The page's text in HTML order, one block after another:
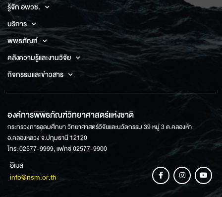
รู้จัก อพวช.
บริการ
พิพิธภัณฑ์
คลังความรู้และงานวิจัย
กิจกรรมและข่าวสาร
องค์การพิพิธภัณฑ์วิทยาศาสตร์แห่งชาติ
กระทรวงการอุดมศึกษา วิทยาศาสตร์วิจัยและนวัตกรรม 39 หมู่ 3 ต.คลองห้า
อ.คลองหลวง จ.ปทุมธานี 12120
โทร: 02577-9999, แฟกซ์ 02577-9900
อีเมล
info@nsm.or.th